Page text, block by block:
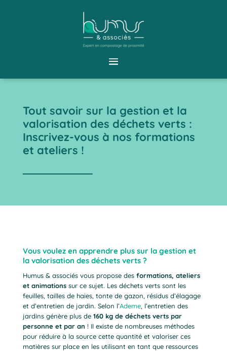
Tout savoir sur la gestion et la
valorisation des déchets verts :
Inscrivez-vous à nos formations
et ateliers !
Vous voulez en apprendre plus sur la gestion et
la valorisation des déchets verts ?
Humus & associés vous propose des formations, ateliers
et animationssur ce sujet. Les déchets verts sont les
feuilles, tailles de haies, tonte de gazon, résidus d’élagage
et d’entretien de jardin. Selon l’Ademe, l’entretien des
jardins génère plus de 160 kg de déchets verts par
personne et par an ! Il existe de nombreuses méthodes
pour réduire à la source cette quantité et valoriser ces
matières sur place en les utilisant en tant que ressources